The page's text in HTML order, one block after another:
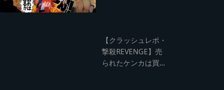
ビュー】
【クラッシュレポ・
撃殺REVENGE】売
られたケンカは買う